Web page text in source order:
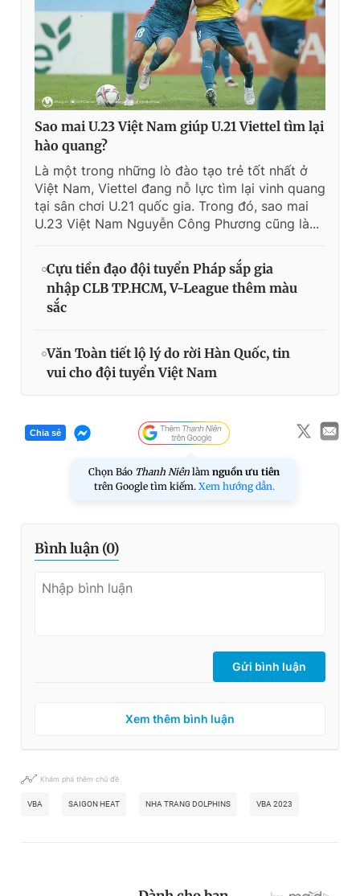
Sao mai U.23 Việt Nam giúp U.21 Viettel tìm lại
hào quang?
Là một trong những lò đào tạo trẻ tốt nhất ở
Việt Nam, Viettel đang nỗ lực tìm lại vinh quang
tại sân chơi U.21 quốc gia. Trong đó, sao mai
U.23 Việt Nam Nguyễn Công Phương cũng là...
Cựu tiền đạo đội tuyển Pháp sắp gia
nhập CLB TP.HCM, V-League thêm màu
sắc
Văn Toàn tiết lộ lý do rời Hàn Quốc, tin
vui cho đội tuyển Việt Nam
Chia sẻ
Chọn Báo Thanh Niên làm nguồn ưu tiên
trên Google tìm kiếm. Xem hướng dẫn.
Bình luận (0)
Gửi bình luận
Xem thêm bình luận
Khám phá thêm chủ đề
VBA SAIGON HEAT NHA TRANG DOLPHINS VBA 2023